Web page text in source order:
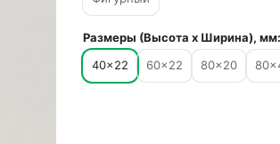
Размеры (Высота х Ширина), мм:
40×22
60×22 80×20